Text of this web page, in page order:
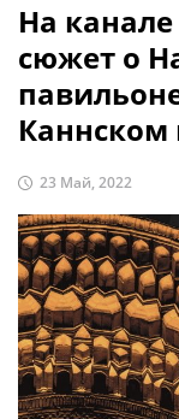
На
сюжет о
Каннском
23 Май, 2022